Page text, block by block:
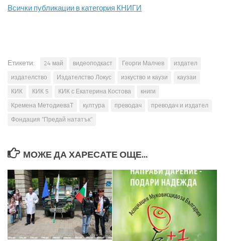
Всички публикации в категория КНИГИ
Етикети: 24 май видеоподкаст Георги Малчев
издател
издателство
Издателство Локус изкуство и каузи
каузаи
КИК
КИК 5 КИК с Екатерина Костова
книги
Кремена МетодиеваТ
култура преводач
преводач и издател
Фондация "Предай нататък"
МОЖЕ ДА ХАРЕСАТЕ ОЩЕ...